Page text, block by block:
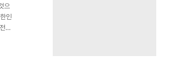
으
인
체
리